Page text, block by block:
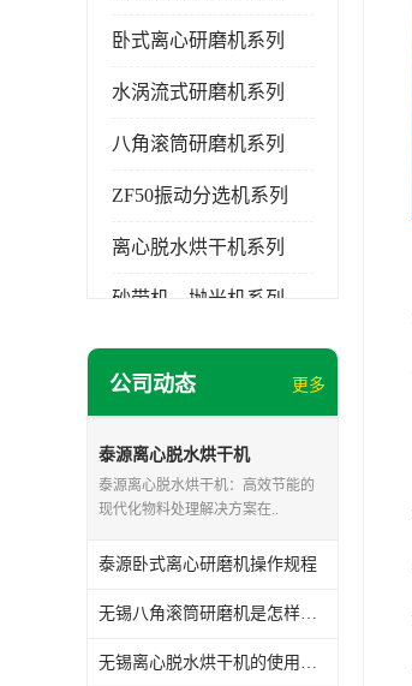
卧式离心研磨机系列
水涡流式研磨机系列
八角滚筒研磨机系列
ZF50振动分选机系列
离心脱水烘干机系列
砂带机，抛光机系列
无锡泰源清洗机系列
抛丸机配件,抛丸机钢丸
公司动态 更多
泰源离心脱水烘干机
泰源离心脱水烘干机：高效节能的
现代化物料处理解决方案在..
泰源卧式离心研磨机操作规程
无锡八角滚筒研磨机是怎样操作的
无锡离心脱水烘干机的使用方法